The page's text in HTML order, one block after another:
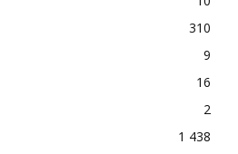
310
9
16
2
1 438